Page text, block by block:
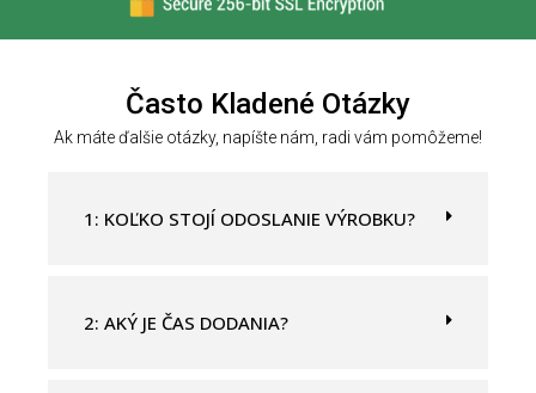
q
Často Kladené Otázky
Ak máte ďalšie otázky, napíšte nám, radi vám pomôžeme!
1: KOĽKO STOJÍ ODOSLANIE VÝROBKU?
2: AKÝ JE ČAS DODANIA?